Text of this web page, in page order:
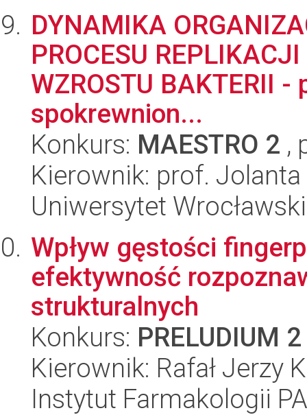
DYNAMIKA
PROCESU
WZROSTU BAKTERII
spokrewnion...
Konkurs: MAESTRO 2 ,
Kierownik: prof.
Uniwersytet Wrocławski
Wpływ gęstości
efektywność
strukturalnych
Konkurs: PRELUDIUM 2
Kierownik: Rafał Jerzy
Instytut Farmakologii